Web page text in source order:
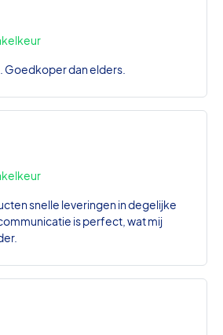
Goedkoper dan elders.
snelle leveringen in degelijke
is perfect, wat mij